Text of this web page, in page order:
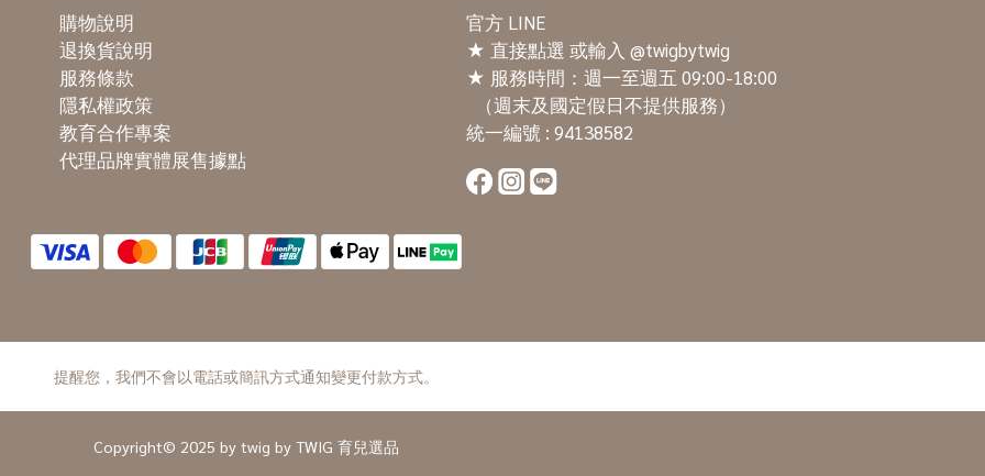
購物說明
退換貨說明
服務條款
隱私權政策
教育合作專案
代理品牌實體展售據點
官方 LINE
★ 直接點選 或輸入 @twigbytwig
★ 服務時間：週一至週五 09:00-18:00
（週末及國定假日不提供服務）
統一編號 : 94138582
提醒您，我們不會以電話或簡訊方式通知變更付款方式。
Copyright© 2025 by twig by TWIG 育兒選品